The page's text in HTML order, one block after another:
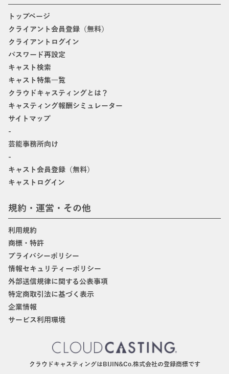
トップページ
クライアント会員登録（無料）
クライアントログイン
パスワード再設定
キャスト検索
キャスト特集一覧
クラウドキャスティングとは？
キャスティング報酬シミュレーター
サイトマップ
-
芸能事務所向け
-
キャスト会員登録（無料）
キャストログイン
規約・運営・その他
利用規約
商標・特許
プライバシーポリシー
情報セキュリティーポリシー
外部送信規律に関する公表事項
特定商取引法に基づく表示
企業情報
サービス利用環境
クラウドキャスティングはBIJIN&Co.株式会社の登録商標です